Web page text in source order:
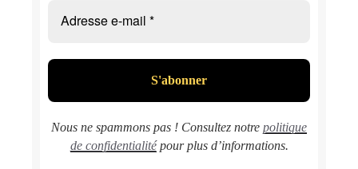
Nous ne spammons pas ! Consultez notre politique
de confidentialitépour plus d’informations.